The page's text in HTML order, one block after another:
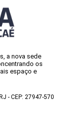
a nova sede
os
espaço e
- CEP: 27947-570